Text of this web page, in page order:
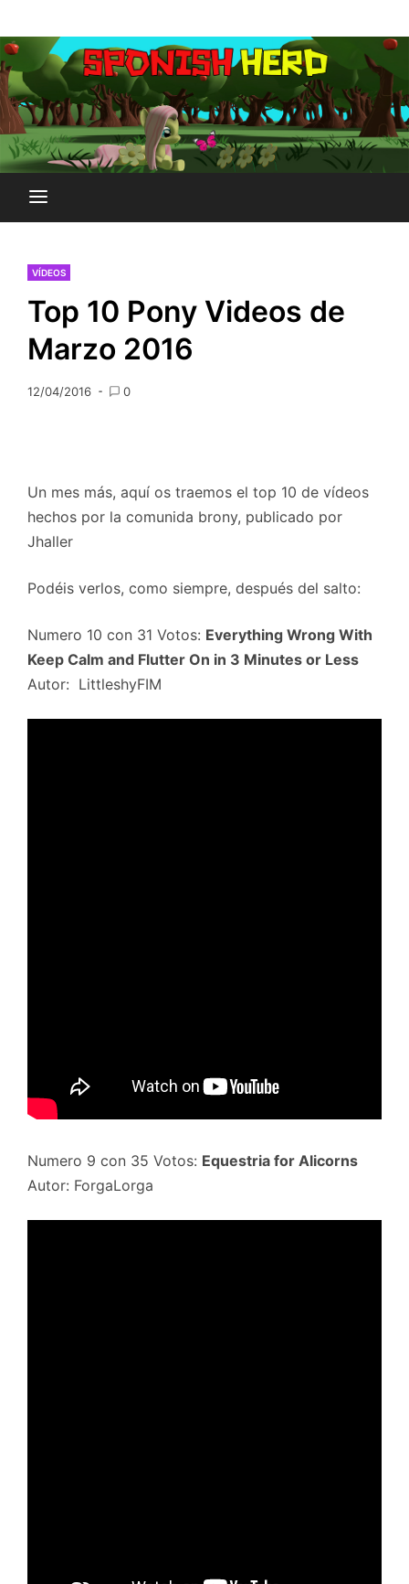
al
contenido
SPONISH HERD
VÍDEOS
Top 10 Pony Videos de
Marzo 2016
12/04/2016 0
Un mes más, aquí os traemos el top 10 de vídeos
hechos por la comunida brony, publicado por
Jhaller
Podéis verlos, como siempre, después del salto:
Numero 10 con 31 Votos: Everything Wrong With
Keep Calm and Flutter On in 3 Minutes or Less
Autor: LittleshyFIM
Numero 9 con 35 Votos: Equestria for Alicorns
Autor: ForgaLorga